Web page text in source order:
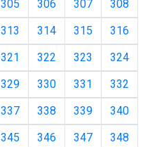
305 306 307
308
313 314 315
316
321 322 323
324
329 330 331
332
337 338 339
340
345 346 347
348